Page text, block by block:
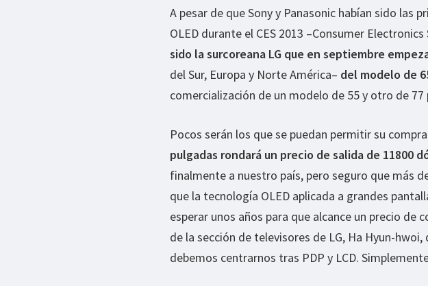
A pesar de que Sony y Panasonic habían sido las
OLED durante el CES 2013 –Consumer Electronics
sido la surcoreana LG que en septiembre
del Sur, Europa y Norte América– del modelo de
comercialización de un modelo de 55 y otro de
Pocos serán los que se puedan permitir su
pulgadas rondará un precio de salida de 11800
finalmente a nuestro país, pero seguro que más
que la tecnología OLED aplicada a grandes
esperar unos años para que alcance un precio
de la sección de televisores de LG, Ha Hyun-
debemos centrarnos tras PDP y LCD.